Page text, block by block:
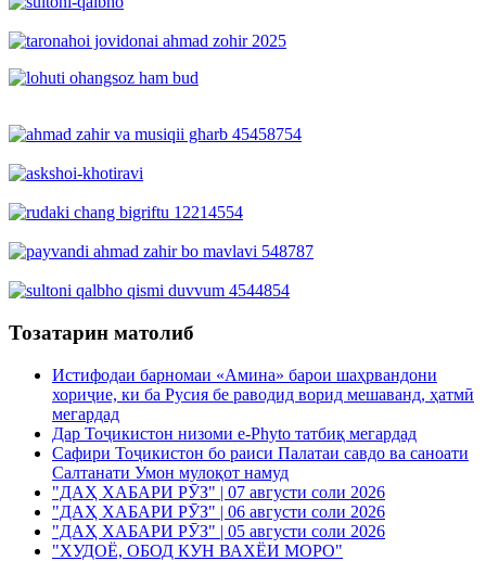
Тозатарин матолиб
Истифодаи барномаи «Амина» барои шаҳрвандони
хориҷие, ки ба Русия бе раводид ворид мешаванд, ҳатмӣ
мегардад
Дар Тоҷикистон низоми e-Phyto татбиқ мегардад
Сафири Тоҷикистон бо раиси Палатаи савдо ва саноати
Салтанати Умон мулоқот намуд
"ДАҲ ХАБАРИ РӮЗ" | 07 августи соли 2026
"ДАҲ ХАБАРИ РӮЗ" | 06 августи соли 2026
"ДАҲ ХАБАРИ РӮЗ" | 05 августи соли 2026
"ХУДОЁ, ОБОД КУН ВАХЁИ МОРО"